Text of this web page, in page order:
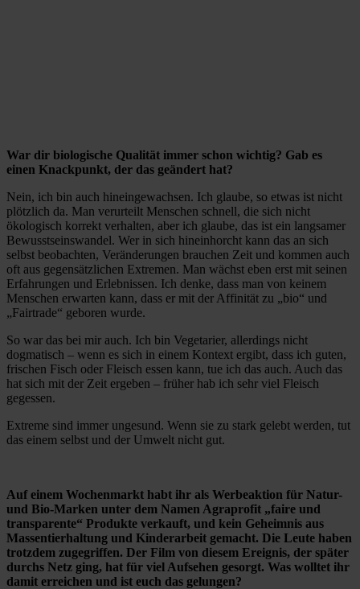
War dir biologische Qualität immer schon wichtig? Gab es
einen Knackpunkt, der das geändert hat?
Nein, ich bin auch hineingewachsen. Ich glaube, so etwas ist nicht
plötzlich da. Man verurteilt Menschen schnell, die sich nicht
ökologisch korrekt verhalten, aber ich glaube, das ist ein langsamer
Bewusstseinswandel. Wer in sich hineinhorcht kann das an sich
selbst beobachten, Veränderungen brauchen Zeit und kommen auch
oft aus gegensätzlichen Extremen. Man wächst eben erst mit seinen
Erfahrungen und Erlebnissen. Ich denke, dass man von keinem
Menschen erwarten kann, dass er mit der Affinität zu „bio“ und
„Fairtrade“ geboren wurde.
So war das bei mir auch. Ich bin Vegetarier, allerdings nicht
dogmatisch – wenn es sich in einem Kontext ergibt, dass ich guten,
frischen Fisch oder Fleisch essen kann, tue ich das auch. Auch das
hat sich mit der Zeit ergeben – früher hab ich sehr viel Fleisch
gegessen.
Extreme sind immer ungesund. Wenn sie zu stark gelebt werden, tut
das einem selbst und der Umwelt nicht gut.
Auf einem Wochenmarkt habt ihr als Werbeaktion für Natur-
und Bio-Marken unter dem Namen Agraprofit „faire und
transparente“ Produkte verkauft, und kein Geheimnis aus
Massentierhaltung und Kinderarbeit gemacht. Die Leute haben
trotzdem zugegriffen. Der Film von diesem Ereignis, der später
durchs Netz ging, hat für viel Aufsehen gesorgt. Was wolltet ihr
damit erreichen und ist euch das gelungen?